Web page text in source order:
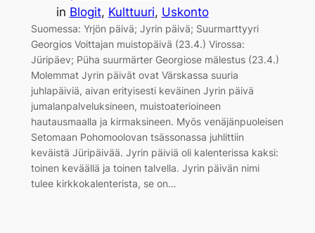
in Blogit, Kulttuuri, Uskonto
Suomessa: Yrjön päivä; Jyrin päivä; Suurmarttyyri
Georgios Voittajan muistopäivä (23.4.) Virossa:
Jüripäev; Püha suurmärter Georgiose mälestus (23.4.)
Molemmat Jyrin päivät ovat Värskassa suuria
juhlapäiviä, aivan erityisesti keväinen Jyrin päivä
jumalanpalveluksineen, muistoaterioineen
hautausmaalla ja kirmaksineen. Myös venäjänpuoleisen
Setomaan Pohomoolovan tsässonassa juhlittiin
keväistä Jüripäivää. Jyrin päiviä oli kalenterissa kaksi:
toinen keväällä ja toinen talvella. Jyrin päivän nimi
tulee kirkkokalenterista, se on…